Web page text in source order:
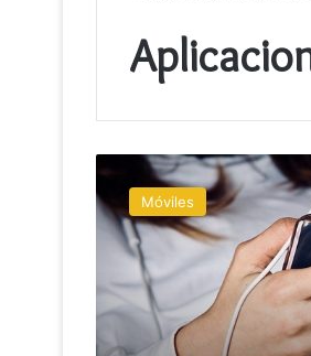
mejores
aplicaciones
para
Android
Móviles